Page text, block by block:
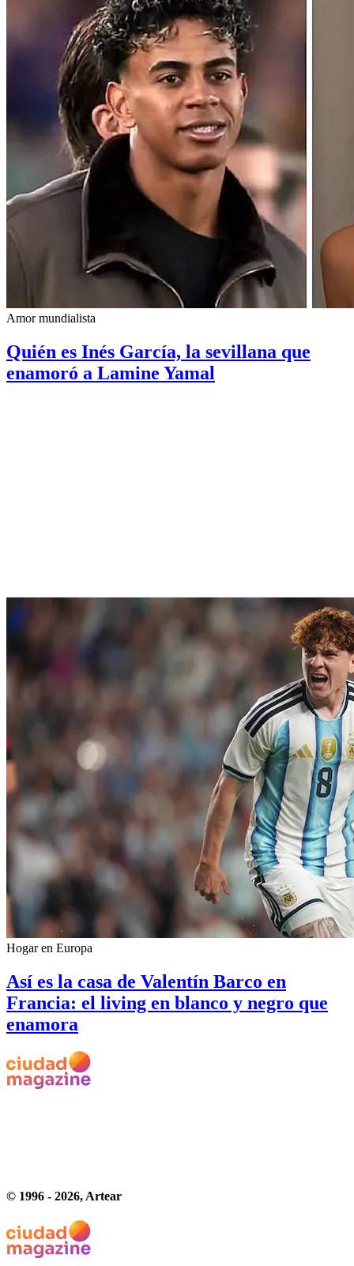
Amor mundialista
Quién es Inés García, la sevillana que
enamoró a Lamine Yamal
Hogar en Europa
Así es la casa de Valentín Barco en
Francia: el living en blanco y negro que
enamora
© 1996 - 2026, Artear